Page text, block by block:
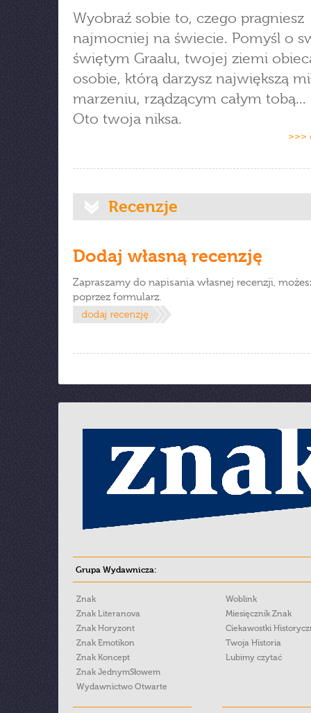
Wyobraź sobie to, czego pragniesz
najmocniej na świecie. Pomyśl o
świętym Graalu, twojej ziemi
osobie, którą darzysz największą
marzeniu, rządzącym całym tobą...
Oto twoja niksa.
>>>
Recenzje
Dodaj własną recenzję
Zapraszamy do napisania własnej recenzji,
poprzez formularz.
Grupa Wydawnicza:
Znak
Znak Literanova
Znak Horyzont
Znak Emotikon
Znak Koncept
Znak JednymSłowem
Wydawnictwo Otwarte
Woblink
Miesięcznik Znak
Ciekawostki
Twoja Historia
Lubimy czytać